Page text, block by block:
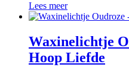
Lees meer
Waxinelichtje
Hoop Liefde